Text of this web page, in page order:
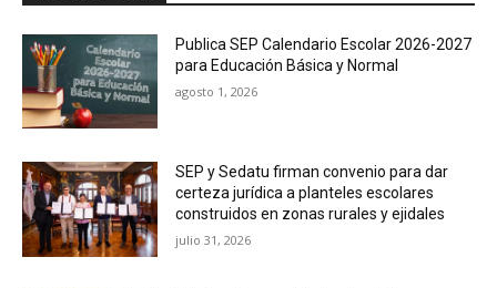
Publica SEP Calendario Escolar 2026-2027
para Educación Básica y Normal
agosto 1, 2026
SEP y Sedatu firman convenio para dar
certeza jurídica a planteles escolares
construidos en zonas rurales y ejidales
julio 31, 2026